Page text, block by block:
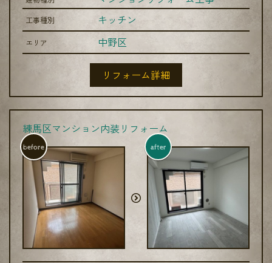
工事種別 キッチン
エリア 中野区
リフォーム詳細
練馬区マンション内装リフォーム
before after